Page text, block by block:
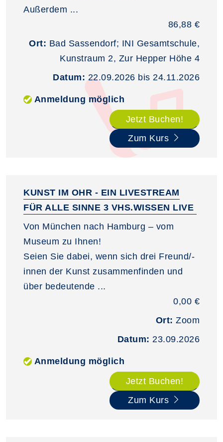
Außerdem ...
86,88 €
Ort: Bad Sassendorf; INI Gesamtschule,
Kunstraum 2, Zur Hepper Höhe 4
Datum: 22.09.2026 bis 24.11.2026
Anmeldung möglich
Jetzt Buchen!
Zum Kurs
KUNST IM OHR - EIN LIVESTREAM
FÜR ALLE SINNE 3 VHS.WISSEN LIVE
Von München nach Hamburg – vom
Museum zu Ihnen!
Seien Sie dabei, wenn sich drei Freund/-
innen der Kunst zusammenfinden und
über bedeutende ...
0,00 €
Ort: Zoom
Datum: 23.09.2026
Anmeldung möglich
Jetzt Buchen!
Zum Kurs